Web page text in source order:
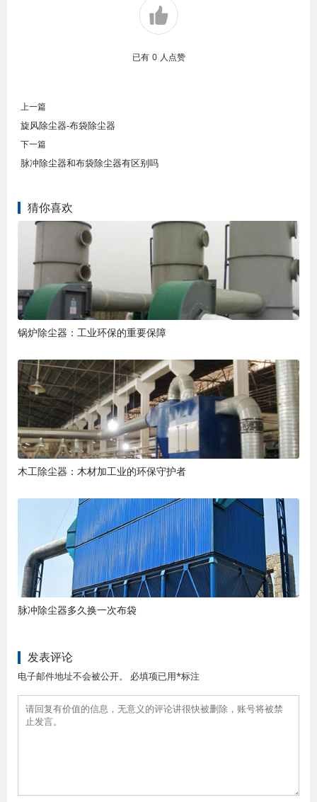
已有 0 人点赞
上一篇
旋风除尘器-布袋除尘器
下一篇
脉冲除尘器和布袋除尘器有区别吗
猜你喜欢
锅炉除尘器：工业环保的重要保障
木工除尘器：木材加工业的环保守护者
脉冲除尘器多久换一次布袋
发表评论
电子邮件地址不会被公开。 必填项已用*标注